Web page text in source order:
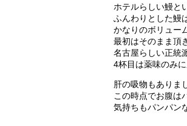
ホテルらしい鰻と
ふんわりとした鰻
かなりのボリュー
最初はそのまま頂
名古屋らしい正統
4杯目は薬味のみに
肝の吸物もありま
この時点でお腹は
気持ちもパンパン